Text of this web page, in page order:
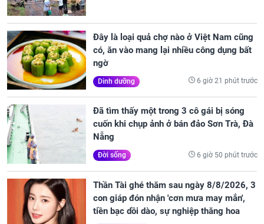
Đây là loại quả chợ nào ở Việt Nam cũng
có, ăn vào mang lại nhiều công dụng bất
ngờ
Dinh dưỡng 6 giờ 21 phút trước
Đã tìm thấy một trong 3 cô gái bị sóng
cuốn khi chụp ảnh ở bán đảo Sơn Trà, Đà
Nẵng
Đời sống 6 giờ 50 phút trước
Thần Tài ghé thăm sau ngày 8/8/2026, 3
con giáp đón nhận 'cơn mưa may mắn',
tiền bạc dồi dào, sự nghiệp thăng hoa